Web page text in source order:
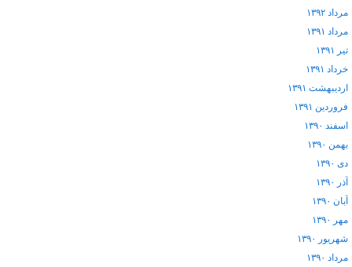
مرداد ۱۳۹۲
مرداد ۱۳۹۱
تیر ۱۳۹۱
خرداد ۱۳۹۱
اردیبهشت ۱۳۹۱
فروردین ۱۳۹۱
اسفند ۱۳۹۰
بهمن ۱۳۹۰
دی ۱۳۹۰
آذر ۱۳۹۰
آبان ۱۳۹۰
مهر ۱۳۹۰
شهریور ۱۳۹۰
مرداد ۱۳۹۰